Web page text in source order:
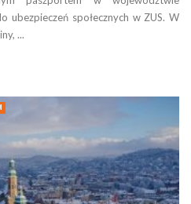
ubezpieczeń społecznych w ZUS. W
...